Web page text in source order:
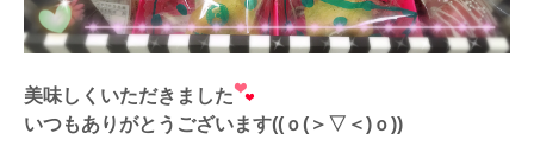
美味しくいただきました
いつもありがとうございます((ｏ(＞▽＜)ｏ))